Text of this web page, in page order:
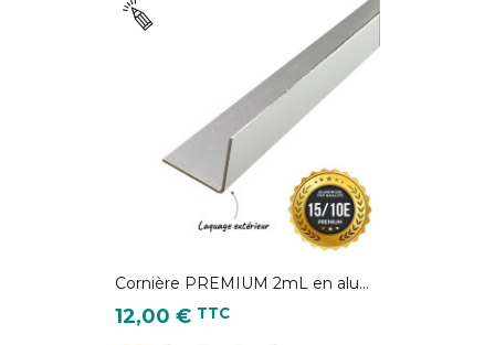
Cornière PREMIUM 2mL en alu...
Prix
12,00 € TTC